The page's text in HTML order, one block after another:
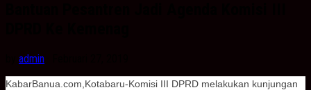
admin
KabarBanua.com,Kotabaru-Komisi III DPRD melakukan kunjungan